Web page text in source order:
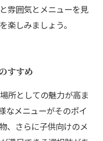
雰囲気とメニューを見
楽しみましょう。
すすめ
所としての魅力が高ま
なメニューがそのポイ
、さらに子供向けのメ